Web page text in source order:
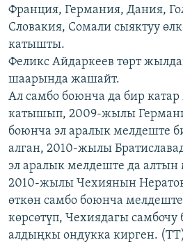
ЫҢГАЙСЫЗ СУРООЛОР
ЭЕ/АРнун бардык сайттары
Франция, Германия, Дания,
Словакия, Сомали сыяктуу
катышты.
Феликс Айдаркеев төрт
шаарында жашайт.
Ал самбо боюнча да бир
катышып, 2009-жылы
боюнча эл аралык мелдеште
алган, 2010-жылы
эл аралык мелдеште да алтын
2010-жылы Чехиянын
өткөн самбо боюнча
көрсөтүп, Чехиядагы
алдыңкы ондукка кирген.